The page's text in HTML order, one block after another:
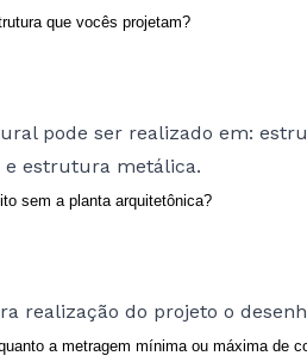
que vocês projetam?
pode ser realizado em:
estrutura metálica.
sem a planta arquitetônica?
realização do projeto o
a metragem mínima ou máxima de